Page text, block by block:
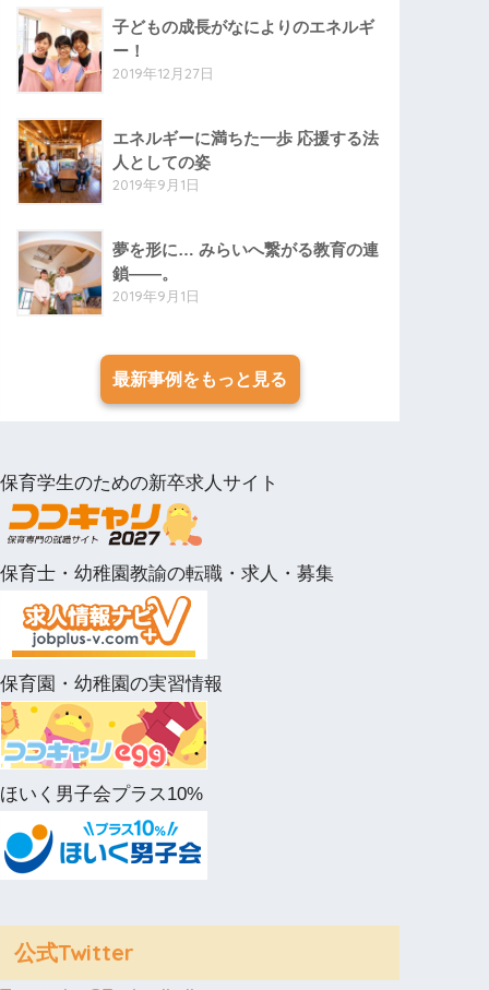
子どもの成長がなによりのエネルギ
ー！
2019年12月27日
エネルギーに満ちた一歩 応援する法
人としての姿
2019年9月1日
夢を形に… みらいへ繋がる教育の連
鎖――。
2019年9月1日
最新事例をもっと見る
保育学生のための新卒求人サイト
保育士・幼稚園教諭の転職・求人・募集
保育園・幼稚園の実習情報
ほいく男子会プラス10%
公式Twitter